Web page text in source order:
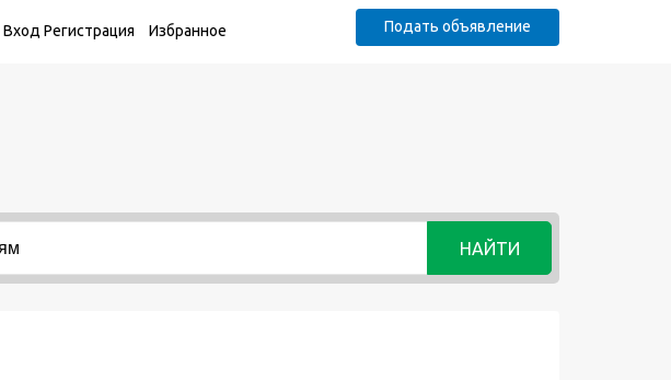
Вход Регистрация Избранное Подать объявление
НАЙТИ